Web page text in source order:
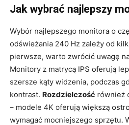
Jak wybrać najlepszy
Wybór najlepszego monitora o
odświeżania 240 Hz zależy od
pierwsze, warto zwrócić uwagę
Monitory z matrycą IPS oferują
szersze kąty widzenia, podczas
kontrast. Rozdzielczość również
– modele 4K oferują większą
wymagać mocniejszego sprzętu.